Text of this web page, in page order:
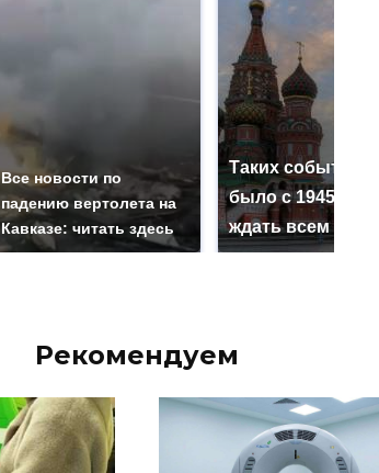
Все новости по
падению вертолета на
Кавказе: читать здесь
Таких событий не
было с 1945: чего
ждать всем нам?
Рекомендуем